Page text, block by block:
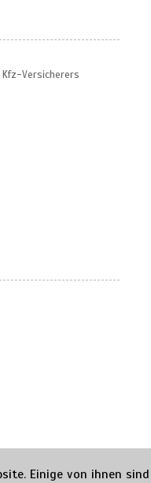
Versicherers
Einige von ihnen sind